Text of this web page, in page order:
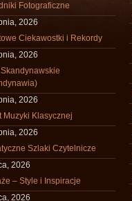
Fotograficzne
2026
Ciekawostki i Rekordy
2026
2026
Muzyki Klasycznej
2026
Szlaki Czytelnicze
2026
– Style i Inspiracje
2026